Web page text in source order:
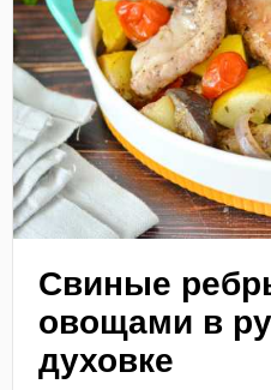
Свиные
овощами в
духовке